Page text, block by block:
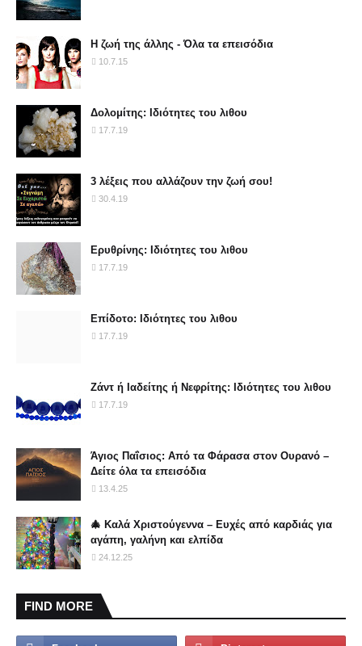
Η ζωή της άλλης - Όλα τα επεισόδια
10.7.15
Δολομίτης: Ιδιότητες του λιθου
17.7.19
3 λέξεις που αλλάζουν την ζωή σου!
30.4.19
Ερυθρίνης: Ιδιότητες του λιθου
17.7.19
Επίδοτο: Ιδιότητες του λιθου
17.7.19
Ζάντ ή Ιαδείτης ή Νεφρίτης: Ιδιότητες του λιθου
17.7.19
Άγιος Παΐσιος: Από τα Φάρασα στον Ουρανό –
Δείτε όλα τα επεισόδια
13.4.25
🎄 Καλά Χριστούγεννα – Ευχές από καρδιάς για
αγάπη, γαλήνη και ελπίδα
24.12.25
FIND MORE